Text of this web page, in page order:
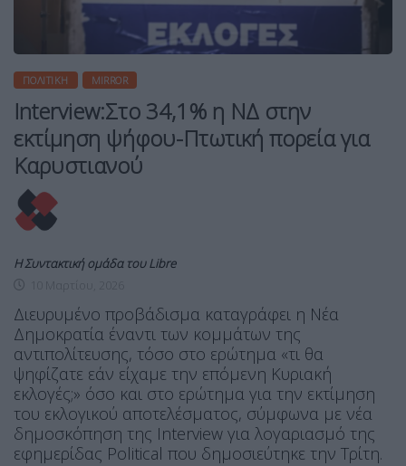
ΠΟΛΙΤΙΚΉ MIRROR
Interview:Στο 34,1% η ΝΔ στην
εκτίμηση ψήφου-Πτωτική πορεία για
Καρυστιανού
Η Συντακτική ομάδα του Libre
Διευρυμένο προβάδισμα καταγράφει η Νέα
Δημοκρατία έναντι των κομμάτων της
αντιπολίτευσης, τόσο στο ερώτημα «τι θα
ψηφίζατε εάν είχαμε την επόμενη Κυριακή
εκλογές;» όσο και στο ερώτημα για την εκτίμηση
του εκλογικού αποτελέσματος, σύμφωνα με νέα
δημοσκόπηση της Interview για λογαριασμό της
εφημερίδας Political που δημοσιεύτηκε την Τρίτη.